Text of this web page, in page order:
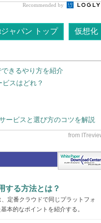
Recommended by
ジャパン トップ 仮想化
きるやり方を紹介
スはどれ？
ービスと選び方のコツを解説
する方法とは？
定番クラウドで同じプラットフォ
本的なポイントを紹介する。